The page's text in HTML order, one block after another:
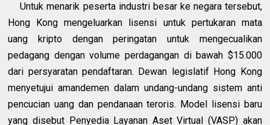
Untuk menarik peserta industri besar ke negara tersebut,
Hong Kong mengeluarkan lisensi untuk pertukaran mata
uang kripto dengan peringatan untuk mengecualikan
pedagang dengan volume perdagangan di bawah $15.000
dari persyaratan pendaftaran. Dewan legislatif Hong Kong
menyetujui amandemen dalam undang-undang sistem anti
pencucian uang dan pendanaan teroris. Model lisensi baru
yang disebut Penyedia Layanan Aset Virtual (VASP) akan